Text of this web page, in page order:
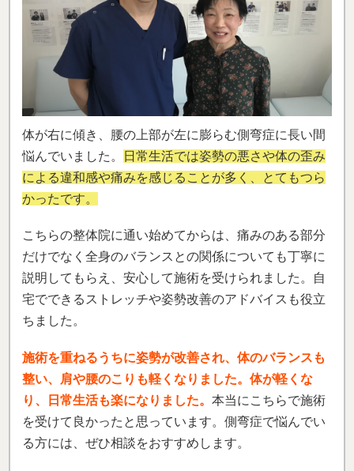
体が右に傾き、腰の上部が左に膨らむ側弯症に長い間
悩んでいました。
日常生活では姿勢の悪さや体の歪み
による違和感や痛みを感じることが多く、とてもつら
かったです。
こちらの整体院に通い始めてからは、痛みのある部分
だけでなく全身のバランスとの関係についても丁寧に
説明してもらえ、安心して施術を受けられました。自
宅でできるストレッチや姿勢改善のアドバイスも役立
ちました。
施術を重ねるうちに姿勢が改善され、体のバランスも
整い、肩や腰のこりも軽くなりました。体が軽くな
り、日常生活も楽になりました。 本当にこちらで施術
を受けて良かったと思っています。側弯症で悩んでい
る方には、ぜひ相談をおすすめします。